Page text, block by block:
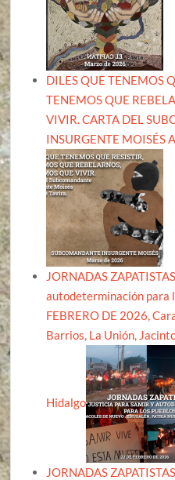
DILES QUE TENEMOS
TENEMOS QUE
VIVIR. CARTA DEL
INSURGENTE MOISÉS
JORNADAS
autodeterminación para
FEBRERO DE 2026,
Barrios, La Unión,
Hidalgo
JORNADAS